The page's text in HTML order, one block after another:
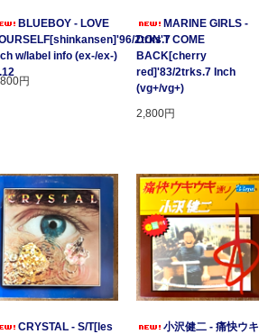
BLUEBOY - LOVE
2trks.7
w/label info (ex-/ex-)
円
MARINE GIRLS -
DON'T COME
BACK[cherry
red]'83/2trks.7 Inch
(vg+/vg+)
2,800円
CRYSTAL - S/T[les 小沢健二 - 痛快ウキ